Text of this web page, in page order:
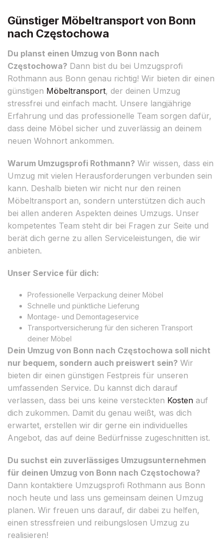
Günstiger Möbeltransport von Bonn
nach Częstochowa
Du planst einen Umzug von Bonn nach
Częstochowa? Dann bist du bei Umzugsprofi
Rothmann aus Bonn genau richtig! Wir bieten dir einen
günstigen Möbeltransport, der deinen Umzug
stressfrei und einfach macht. Unsere langjährige
Erfahrung und das professionelle Team sorgen dafür,
dass deine Möbel sicher und zuverlässig an deinem
neuen Wohnort ankommen.
Warum Umzugsprofi Rothmann? Wir wissen, dass ein
Umzug mit vielen Herausforderungen verbunden sein
kann. Deshalb bieten wir nicht nur den reinen
Möbeltransport an, sondern unterstützen dich auch
bei allen anderen Aspekten deines Umzugs. Unser
kompetentes Team steht dir bei Fragen zur Seite und
berät dich gerne zu allen Serviceleistungen, die wir
anbieten.
Unser Service für dich:
Professionelle Verpackung deiner Möbel
Schnelle und pünktliche Lieferung
Montage- und Demontageservice
Transportversicherung für den sicheren Transport
deiner Möbel
Dein Umzug von Bonn nach Częstochowa soll nicht
nur bequem, sondern auch preiswert sein? Wir
bieten dir einen günstigen Festpreis für unseren
umfassenden Service. Du kannst dich darauf
verlassen, dass bei uns keine versteckten Kosten auf
dich zukommen. Damit du genau weißt, was dich
erwartet, erstellen wir dir gerne ein individuelles
Angebot, das auf deine Bedürfnisse zugeschnitten ist.
Du suchst ein zuverlässiges Umzugsunternehmen
für deinen Umzug von Bonn nach Częstochowa?
Dann kontaktiere Umzugsprofi Rothmann aus Bonn
noch heute und lass uns gemeinsam deinen Umzug
planen. Wir freuen uns darauf, dir dabei zu helfen,
einen stressfreien und reibungslosen Umzug zu
realisieren!